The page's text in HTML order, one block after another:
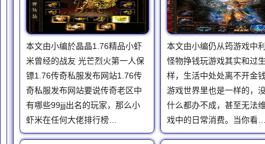
本文由小编於晶晶1.76精品小虾
米曾经的战友 光芒烈火第一人保
镖1.76传奇私服发布网站1.76传
奇私服发布网站要说传奇老区中
有哪些99jjj出名的玩家，那么小
虾米在任何大佬排行榜…
本文由小编仍从筠游戏中
怪物挣钱玩游戏其实和过
样，生活中处处离不开金
游戏世界里也是一样的，
什么都办不成，甚至无法
戏中的日常消费。当你看